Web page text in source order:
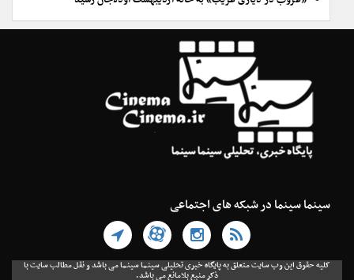
سینما سینما در شبکه های اجتماعی
کلیه حقوق این وب سایت متعلق به پایگاه خبری تحلیلی سینما سینما می باشد و نقل مطالب سایت با
ذکر منبع بلامانع می باشد.